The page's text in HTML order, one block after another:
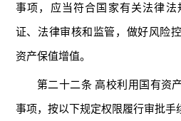
事项，应当符合国家有关法律
证、法律审核和监管，做好风险
资产保值增值。
第二十二条 高校利用国有资
事项，按以下规定权限履行审批手